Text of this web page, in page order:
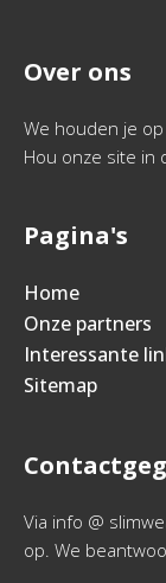
Over ons
We houden je
Hou onze site in
Pagina's
Home
Onze partners
Interessante
Sitemap
Via info @
op. We